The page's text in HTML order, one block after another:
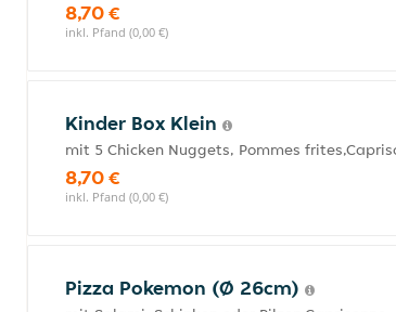
8,70 €
inkl. Pfand (0,00 €)
Kinder Box Klein
mit 5 Chicken Nuggets, Pommes
8,70 €
inkl. Pfand (0,00 €)
Pizza Pokemon (Ø 26cm)